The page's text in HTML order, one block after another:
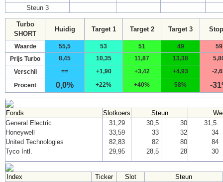
Steun 3
Turbo
SHORT
Huidig Target 1 Target 2 Target 3
Waarde 55,5 53 51 49
59
Prijs Turbo
8,45 10,35 11,87 13,38
Verschil
== +1,90 +3,42 +4,93
-
Procent
0,0% +22% +40% 58% -
Fonds Slotkoers Steun
General Electric
Honeywell
United Technologies
Tyco Intl.
31,29
33,59
82,83
29,95
30,5
33
82
28,5
30
32
80
28
31,5.
34
84
30
Index Ticker Slot
Steun